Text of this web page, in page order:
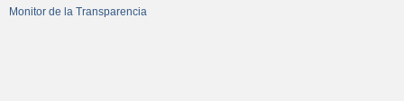
Monitor de la Transparencia